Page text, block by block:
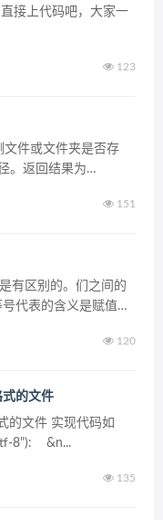
接上代码吧，大家一
123
文件或文件夹是否存
。返回结果为
151
有区别的。们之间的
代表的含义是赋值，
120
的文件
的文件 实现代码如
8"): &n...
135